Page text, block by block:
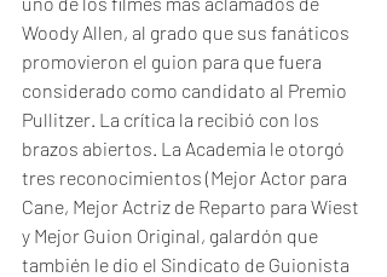
Woody Allen, al grado que sus fanáticos
promovieron el guion para que fuera
considerado como candidato al Premio
Pullitzer. La crítica la recibió con los
brazos abiertos. La Academia le otorgó
tres reconocimientos (Mejor Actor para
Cane, Mejor Actriz de Reparto para Wiest
y Mejor Guion Original, galardón que
también le dio el Sindicato de Guionista